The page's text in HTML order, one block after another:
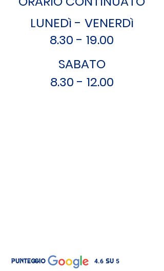
LUNEDì - VENERDì
8.30 - 19.00
SABATO
8.30 - 12.00
PUNTEGGIO 4.6 SU 5